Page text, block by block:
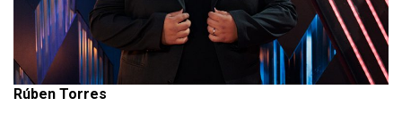
Rúben Torres